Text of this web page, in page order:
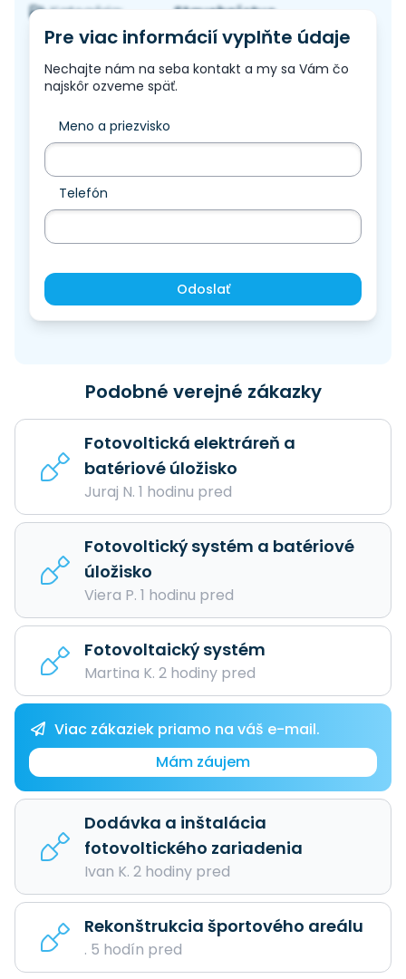
Kategória:
Stavebníctvo
Pre viac informácií vyplňte údaje
Nechajte nám na seba kontakt a my sa Vám čo
najskôr ozveme späť.
Meno a priezvisko
Telefón
Odoslať
Podobné verejné zákazky
Fotovoltická elektráreň a
batériové úložisko
Juraj N. 1 hodinu pred
Fotovoltický systém a batériové
úložisko
Viera P. 1 hodinu pred
Fotovoltaický systém
Martina K. 2 hodiny pred
Viac zákaziek priamo na váš e-mail.
Mám záujem
Dodávka a inštalácia
fotovoltického zariadenia
Ivan K. 2 hodiny pred
Rekonštrukcia športového areálu
. 5 hodín pred